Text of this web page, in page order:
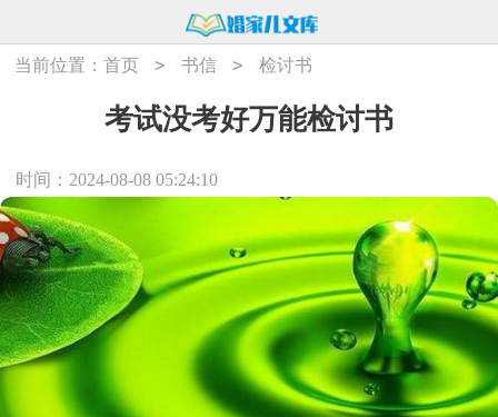
当前位置：首页 > 书信 > 检讨书
考试没考好万能检讨书
时间：2024-08-08 05:24:10